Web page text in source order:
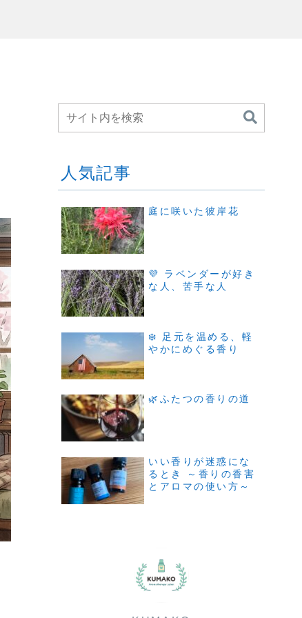
人気記事
庭に咲いた彼岸花
💜 ラベンダーが好き
な人、苦手な人
❄️ 足元を温める、軽
やかにめぐる香り
🌿ふたつの香りの道
いい香りが迷惑にな
るとき ～香りの香害
とアロマの使い方～